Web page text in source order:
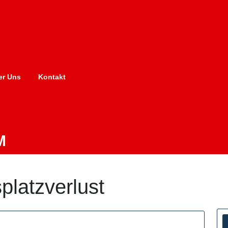
Uns Kontakt